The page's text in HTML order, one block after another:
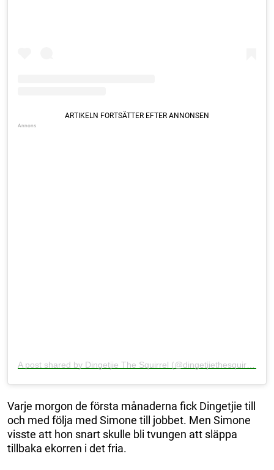
Varje morgon de första månaderna fick Dingetjie till
och med följa med Simone till jobbet. Men Simone
visste att hon snart skulle bli tvungen att släppa
tillbaka ekorren i det fria.